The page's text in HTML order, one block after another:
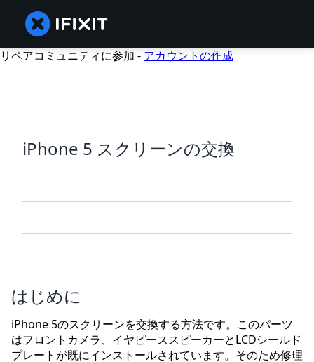
リペアコミュニティに参加 - アカウントの作成
iPhone 5 スクリーンの交換
はじめに
iPhone 5のスクリーンを交換する方法です。このパーツ
はフロントカメラ、イヤピーススピーカーとLCDシールド
プレートが既にインストールされています。そのため修理